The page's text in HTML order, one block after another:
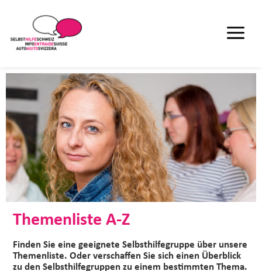
Themenliste A-Z
Finden Sie eine geeignete Selbsthilfegruppe über unsere
Themenliste. Oder verschaffen Sie sich einen Überblick
zu den Selbsthilfegruppen zu einem bestimmten Thema.